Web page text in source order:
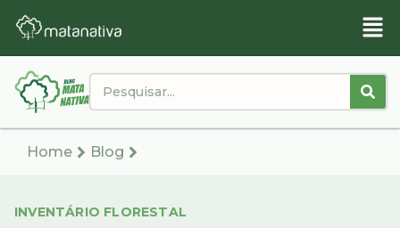
Home Blog
INVENTÁRIO FLORESTAL